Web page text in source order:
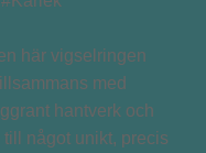
här vigselringen
med
hantverk och
något unikt, precis